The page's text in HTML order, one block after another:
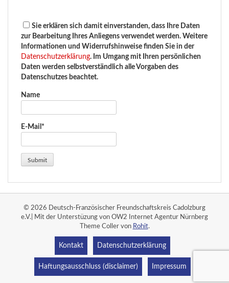
Sie erklären sich damit einverstanden, dass Ihre Daten
zur Bearbeitung Ihres Anliegens verwendet werden. Weitere
Informationen und Widerrufshinweise finden Sie in der
Datenschutzerklärung. Im Umgang mit Ihren persönlichen
Daten werden selbstverständlich alle Vorgaben des
Datenschutzes beachtet.
Name
E-Mail*
© 2026 Deutsch-Französischer Freundschaftskreis Cadolzburg
e.V.| Mit der Unterstüzung von OW2 Internet Agentur Nürnberg
Theme Coller von Rohit.
Kontakt Datenschutzerklärung
Haftungsausschluss (disclaimer) Impressum